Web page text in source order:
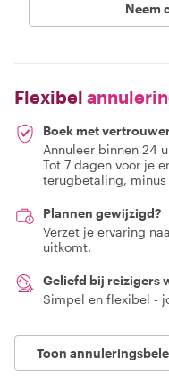
Neem
Flexibel
Boek met
Annuleer binnen 24
Tot 7 dagen voor je
terugbetaling, minus
Plannen gewijzigd?
Verzet je ervaring
uitkomt.
Geliefd bij reizigers
Simpel en flexibel -
Toon